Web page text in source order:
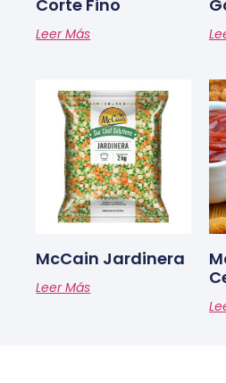
Corte Fino
Leer Más
McCain Jardinera
Leer Más